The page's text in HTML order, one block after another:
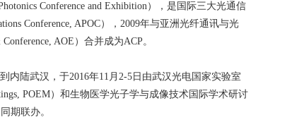
Conference and Exhibition），是国际三大光通信
Conference, APOC），2009年与亚洲光纤通讯与光
AOE）合并成为ACP。
陆武汉，于2016年11月2-5日由武汉光电国家实验室
POEM）和生物医学光子学与成像技术国际学术研讨
期联办。